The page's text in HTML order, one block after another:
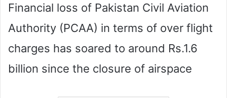
Financial loss of Pakistan Civil Aviation
Authority (PCAA) in terms of over flight
charges has soared to around Rs.1.6
billion since the closure of airspace